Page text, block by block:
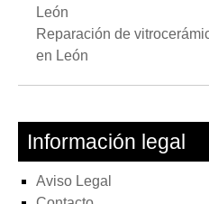
León
Reparación de
en León
Información legal
Aviso Legal